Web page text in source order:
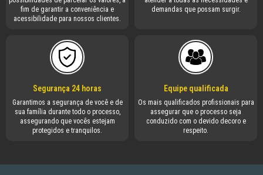
fim de garantir a conveniência e
acessibilidade para nossos clientes.
demandas que possam surgir.
Segurança 24 horas
Garantimos a segurança de você e de
sua família durante todo o processo,
assegurando que vocês estejam
protegidos e tranquilos.
Equipe qualificada
Os mais qualificados profissionais para
assegurar que o processo seja
conduzido com o devido decoro e
respeito.